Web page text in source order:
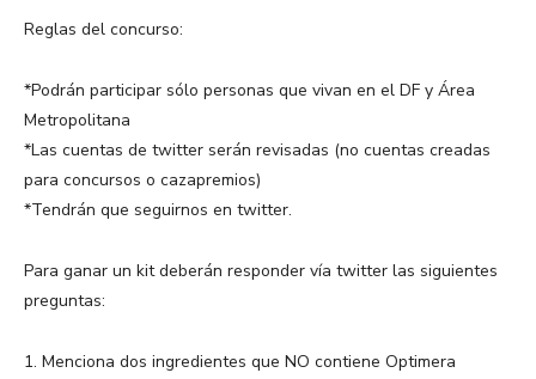
Reglas del concurso:
*Podrán participar sólo personas que vivan en el DF y Área
Metropolitana
*Las cuentas de twitter serán revisadas (no cuentas creadas
para concursos o cazapremios)
*Tendrán que seguirnos en twitter.
Para ganar un kit deberán responder vía twitter las siguientes
preguntas:
1. Menciona dos ingredientes que NO contiene Optimera